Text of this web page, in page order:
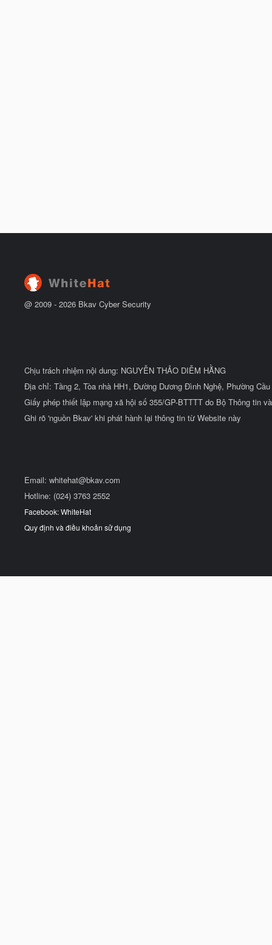
@ 2009 - 2026 Bkav Cyber Security
Chịu trách nhiệm nội dung: NGUYỄN THẢO DIỄM HẰNG
Địa chỉ: Tầng 2, Tòa nhà HH1, Đường Dương Đình Nghệ, Phường
Giấy phép thiết lập mạng xã hội số 355/GP-BTTTT do Bộ Thông tin
Ghi rõ 'nguồn Bkav' khi phát hành lại thông tin từ Website này
Email: whitehat@bkav.com
Hotline: (024) 3763 2552
Facebook: WhiteHat
Quy định và điều khoản sử dụng